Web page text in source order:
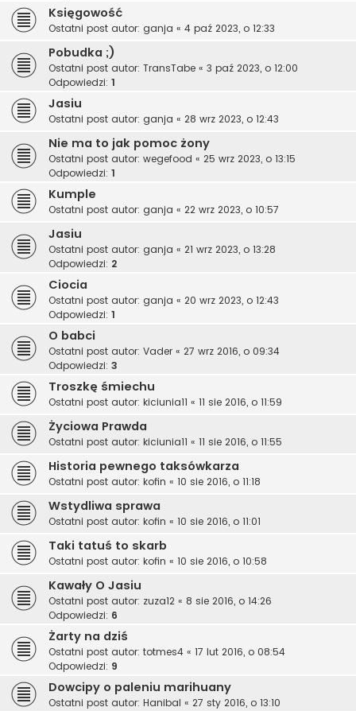
Księgowość
Ostatni post autor: ganja « 4 paź 2023, o 12:33
Pobudka ;)
Ostatni post autor: TransTabe « 3 paź 2023, o 12:00
Odpowiedzi: 1
Jasiu
Ostatni post autor: ganja « 28 wrz 2023, o 12:43
Nie ma to jak pomoc żony
Ostatni post autor: wegefood « 25 wrz 2023, o 13:15
Odpowiedzi: 1
Kumple
Ostatni post autor: ganja « 22 wrz 2023, o 10:57
Jasiu
Ostatni post autor: ganja « 21 wrz 2023, o 13:28
Odpowiedzi: 2
Ciocia
Ostatni post autor: ganja « 20 wrz 2023, o 12:43
Odpowiedzi: 1
O babci
Ostatni post autor: Vader « 27 wrz 2016, o 09:34
Odpowiedzi: 3
Troszkę śmiechu
Ostatni post autor: kiciunia11 « 11 sie 2016, o 11:59
Życiowa Prawda
Ostatni post autor: kiciunia11 « 11 sie 2016, o 11:55
Historia pewnego taksówkarza
Ostatni post autor: kofin « 10 sie 2016, o 11:18
Wstydliwa sprawa
Ostatni post autor: kofin « 10 sie 2016, o 11:01
Taki tatuś to skarb
Ostatni post autor: kofin « 10 sie 2016, o 10:58
Kawały O Jasiu
Ostatni post autor: zuza12 « 8 sie 2016, o 14:26
Odpowiedzi: 6
Żarty na dziś
Ostatni post autor: totmes4 « 17 lut 2016, o 08:54
Odpowiedzi: 9
Dowcipy o paleniu marihuany
Ostatni post autor: Hanibal « 27 sty 2016, o 13:10